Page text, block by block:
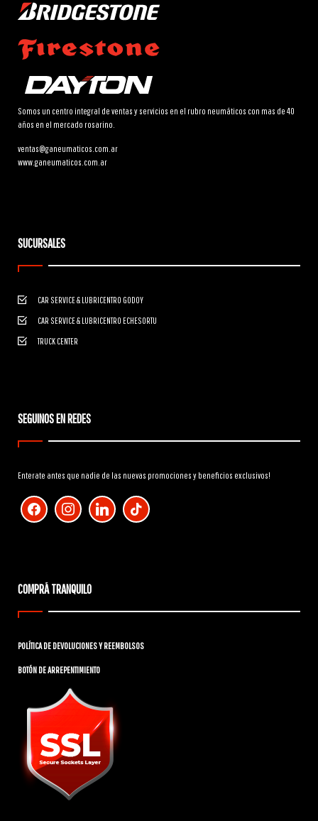
Somos un centro integral de ventas y servicios en el rubro neumáticos con mas de 40
años en el mercado rosarino.
ventas@ganeumaticos.com.ar
www.ganeumaticos.com.ar
SUCURSALES
CAR SERVICE & LUBRICENTRO GODOY
CAR SERVICE & LUBRICENTRO ECHESORTU
TRUCK CENTER
SEGUINOS EN REDES
Enterate antes que nadie de las nuevas promociones y beneficios exclusivos!
facebook instagram linkedin tiktok
COMPRÁ TRANQUILO
POLÍTICA DE DEVOLUCIONES Y REEMBOLSOS
BOTÓN DE ARREPENTIMIENTO